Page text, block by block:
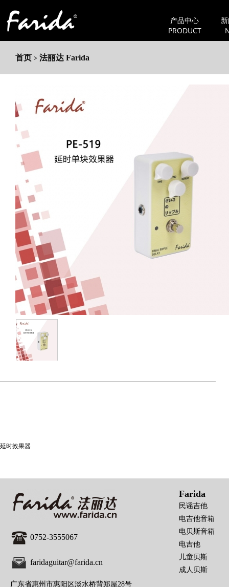
产品中心
PRODUCT
首页 > 法丽达 Farida
延时效果器
0752-3555067
faridaguitar@farida.cn
广东省惠州市惠阳区淡水桥背郑屋28号
Farida
民谣吉他
电吉他音箱
电贝斯音箱
电吉他
儿童贝斯
成人贝斯